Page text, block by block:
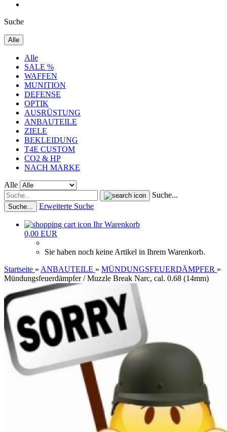
Suche
Alle
Alle
SALE %
WAFFEN
MUNITION
DEFENSE
OPTIK
AUSRÜSTUNG
ANBAUTEILE
ZIELE
BEKLEIDUNG
T4E CUSTOM
CO2 & HP
NACH MARKE
Alle
Suche...
Suche... Erweiterte Suche
Ihr Warenkorb
0,00 EUR
Sie haben noch keine Artikel in Ihrem Warenkorb.
Startseite » ANBAUTEILE » MÜNDUNGSFEUERDÄMPFER »
Mündungsfeuerdämpfer / Muzzle Break Narc, cal. 0.68 (14mm)